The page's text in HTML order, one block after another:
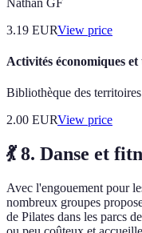
Nathan GF
3.19 EURView price
Activités économiques
Bibliothèque des territoires
2.00 EURView price
💃 8. Danse et
Avec l'engouement pour
nombreux groupes
de Pilates dans les parcs